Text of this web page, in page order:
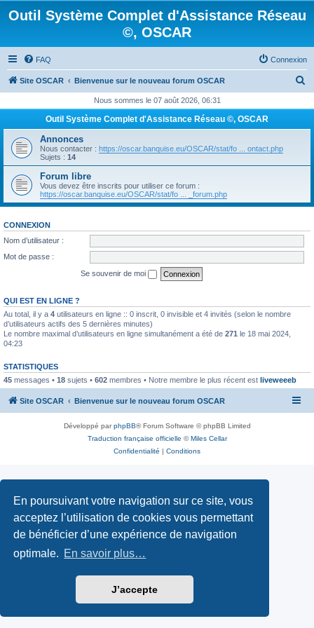
En poursuivant votre navigation sur ce site, vous
acceptez l’utilisation de cookies vous permettant
de bénéficier d’une expérience de navigation
optimale. En savoir plus…
J’accepte
Outil Système Complet d'Assistance Réseau
©, OSCAR
FAQ Connexion
Site OSCAR Bienvenue sur le nouveau forum OSCAR
h
r
r
Nous sommes le 07 août 2026, 06:31
Outil Système Complet d'Assistance Réseau ©, OSCAR
Annonces
Nous contacter : https://oscar.banquise.eu/OSCAR/stat/fo ... ontact.php
Sujets : 14
Forum libre
Vous devez être inscrits pour utiliser ce forum :
https://oscar.banquise.eu/OSCAR/stat/fo ... _forum.php
CONNEXION
Nom d’utilisateur :
Mot de passe :
Se souvenir de moi
QUI EST EN LIGNE ?
Au total, il y a 4 utilisateurs en ligne :: 0 inscrit, 0 invisible et 4 invités (selon le nombre
d’utilisateurs actifs des 5 dernières minutes)
Le nombre maximal d’utilisateurs en ligne simultanément a été de 271 le 18 mai 2024,
04:23
STATISTIQUES
45 messages • 18 sujets • 602 membres • Notre membre le plus récent est liveweeeb
Site OSCAR Bienvenue sur le nouveau forum OSCAR
Développé parphpBB® Forum Software © phpBB Limited
Traduction française officielle ©Miles Cellar
Confidentialité | Conditions